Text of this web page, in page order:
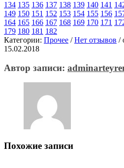
134 135 136 137 138 139 140 141
149 150 151 152 153 154 155 156
164 165 166 167 168 169 170 171
179 180 181 182
Категории: Прочее / Нет отзывов /
15.02.2018
Автор записи:
Похожие записи